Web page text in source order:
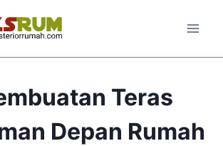
Teras
Depan Rumah